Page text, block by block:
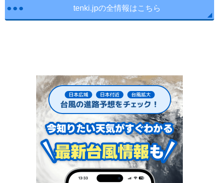
tenki.jpの全情報はこちら